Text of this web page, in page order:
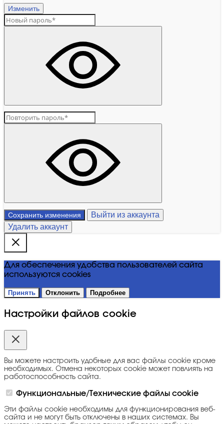
Изменить
Сохранить изменения
Выйти из аккаунта
Удалить аккаунт
Для обеспечения удобства пользователей сайта
используются cookies
Принять Отклонить Подробнее
Настройки файлов cookie
Вы можете настроить удобные для вас файлы cookie кроме
необходимых. Отмена некоторых cookie может повлиять на
работоспособность сайта.
Функциональные/Технические файлы cookie
Эти файлы cookie необходимы для функционирования веб-
сайта и не могут быть отключены в наших системах. Вы